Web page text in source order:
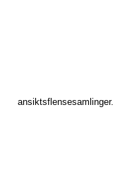
ansiktsflensesamlinger.